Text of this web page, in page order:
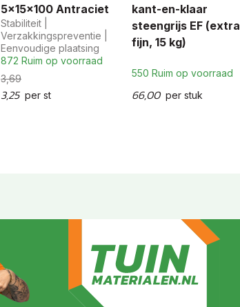
5x15x100 Antraciet
Stabiliteit |
Verzakkingspreventie |
Eenvoudige plaatsing
872 Ruim op voorraad
3,69
3,25 per st
kant-en-klaar
steengrijs EF (extra
fijn, 15 kg)
550 Ruim op voorraad
66,00 per stuk